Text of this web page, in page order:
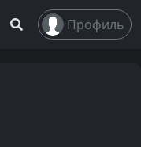
Профиль